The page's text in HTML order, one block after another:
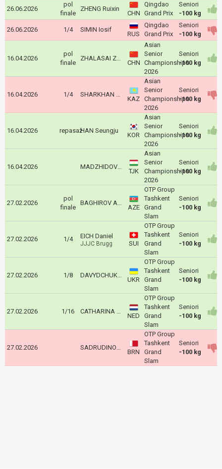
26.06.2026
pol
finale
ZHENG Ruixin
CHN
Qingdao
Grand Prix
Seniori
-100 kg
26.06.2026 1/4 SIMIN Iosif
RUS
Qingdao
Grand Prix
Seniori
-100 kg
16.04.2026
pol
finale
ZHALASAI Zhalasai
CHN
Asian
Senior
Championships
2026
Seniori
-100 kg
16.04.2026 1/4 SHARKHAN Nurlykhan
KAZ
Asian
Senior
Championships
2026
Seniori
-100 kg
16.04.2026 repasažHAN Seungju
KOR
Asian
Senior
Championships
2026
Seniori
-100 kg
16.04.2026 MADZHIDOV Dzhakhongir
TJK
Asian
Senior
Championships
2026
Seniori
-100 kg
27.02.2026
pol
finale
BAGHIROV Azhdar
AZE
OTP Group
Tashkent
Grand
Slam
Seniori
-100 kg
27.02.2026 1/4 EICH Daniel
JJJC Brugg SUI
OTP Group
Tashkent
Grand
Slam
Seniori
-100 kg
27.02.2026 1/8 DAVYDCHUK Yaroslav
UKR
OTP Group
Tashkent
Grand
Slam
Seniori
-100 kg
27.02.2026 1/16 CATHARINA Simeon
NED
OTP Group
Tashkent
Grand
Slam
Seniori
-100 kg
27.02.2026 SADRUDINOV Said
BRN
OTP Group
Tashkent
Grand
Slam
Seniori
-100 kg